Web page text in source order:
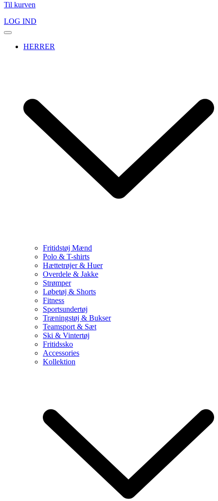
Til kurven
LOG IND
HERRER
Fritidstøj Mænd
Polo & T-shirts
Hættetrøjer & Huer
Overdele & Jakke
Strømper
Løbetøj & Shorts
Fitness
Sportsundertøj
Træningstøj & Bukser
Teamsport & Sæt
Ski & Vintertøj
Fritidssko
Accessories
Kollektion